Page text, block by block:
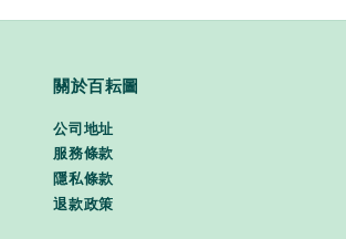
關於百耘圖
公司地址
服務條款
隱私條款
退款政策